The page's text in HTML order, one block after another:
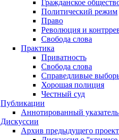
Гражданское
Политический режим
Право
Революция и
Свобода слова
Практика
Приватность
Свобода слова
Справедливые
Хорошая полиция
Честный суд
Публикации
Аннотированный
Дискуссии
Архив предыдущего